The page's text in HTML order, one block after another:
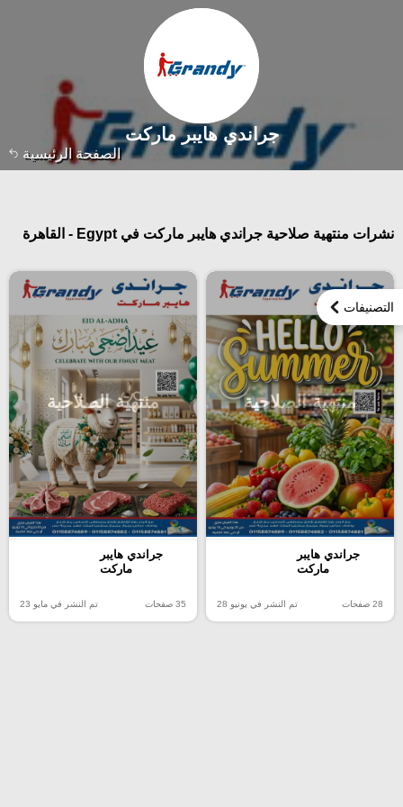
الصفحة الرئيسية
جراندي هايبر ماركت
التصنيفات
نشرات منتهية صلاحية جراندي هايبر ماركت في Egypt - القاهرة
منتهية الصلاحية
جراندي هايبر
ماركت
28 صفحات تم النشر في يونيو 28
منتهية الصلاحية
جراندي هايبر
ماركت
35 صفحات تم النشر في مايو 23